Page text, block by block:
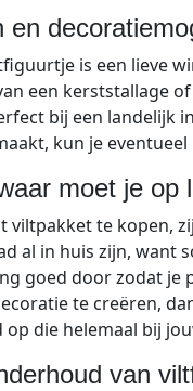
en
is een lieve
een kerststallage
bij een landelijk
kun je
moet je op
viltpakket te kopen,
al in huis zijn, want
goed door zodat je
te creëren,
die helemaal bij
van